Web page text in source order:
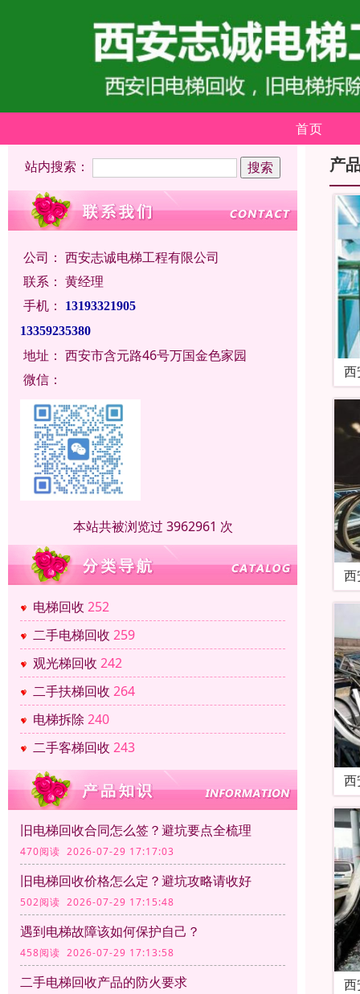
首页
站内搜索：
公司： 西安志诚电梯工程有限公司
联系： 黄经理
手机：
13193321905
13359235380
地址： 西安市含元路46号万国金色家园
微信：
本站共被浏览过 3962961 次
电梯回收 252
二手电梯回收 259
观光梯回收 242
二手扶梯回收 264
电梯拆除 240
二手客梯回收 243
旧电梯回收合同怎么签？避坑要点全梳理
470阅读 2026-07-29 17:17:03
旧电梯回收价格怎么定？避坑攻略请收好
502阅读 2026-07-29 17:15:48
遇到电梯故障该如何保护自己？
458阅读 2026-07-29 17:13:58
二手电梯回收产品的防火要求
产
西
西
西
西